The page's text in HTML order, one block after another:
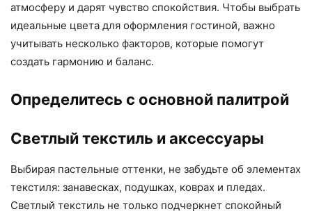
атмосферу и дарят чувство спокойствия. Чтобы выбрать
идеальные цвета для оформления гостиной, важно
учитывать несколько факторов, которые помогут
создать гармонию и баланс.
Определитесь с основной палитрой
Светлый текстиль и аксессуары
Выбирая пастельные оттенки, не забудьте об элементах
текстиля: занавесках, подушках, коврах и пледах.
Светлый текстиль не только подчеркнет спокойный